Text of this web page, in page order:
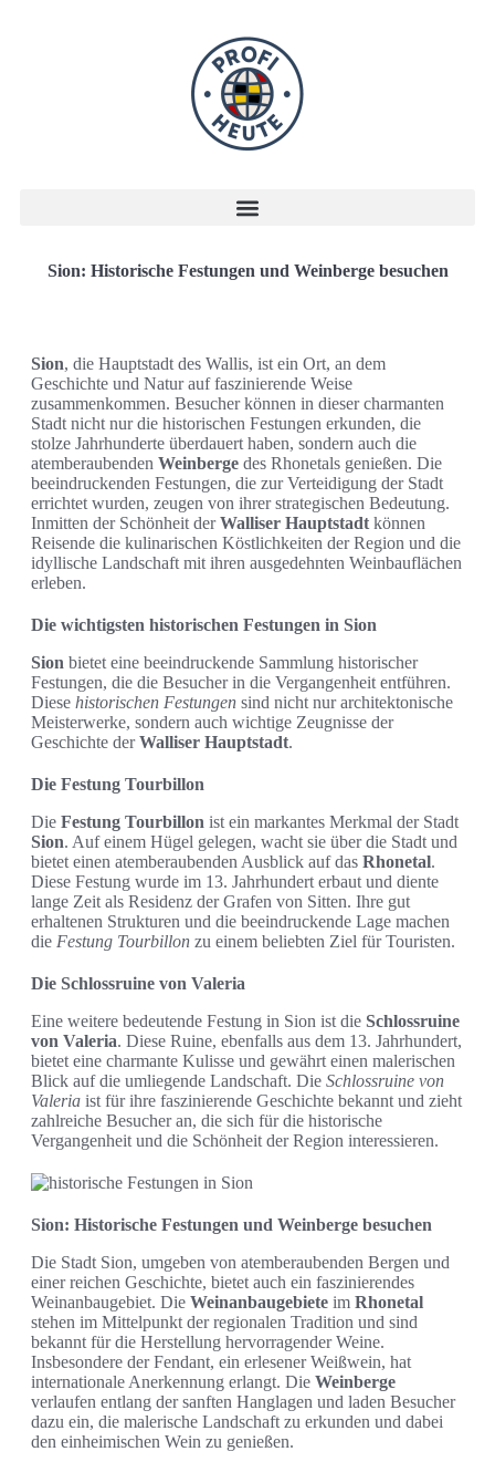
Sion: Historische Festungen und Weinberge besuchen
Sion, die Hauptstadt des Wallis, ist ein Ort, an dem
Geschichte und Natur auf faszinierende Weise
zusammenkommen. Besucher können in dieser charmanten
Stadt nicht nur die historischen Festungen erkunden, die
stolze Jahrhunderte überdauert haben, sondern auch die
atemberaubenden Weinberge des Rhonetals genießen. Die
beeindruckenden Festungen, die zur Verteidigung der Stadt
errichtet wurden, zeugen von ihrer strategischen Bedeutung.
Inmitten der Schönheit derWalliser Hauptstadt können
Reisende die kulinarischen Köstlichkeiten der Region und die
idyllische Landschaft mit ihren ausgedehnten Weinbauflächen
erleben.
Die wichtigsten historischen Festungen in Sion
Sion bietet eine beeindruckende Sammlung historischer
Festungen, die die Besucher in die Vergangenheit entführen.
Diese historischen Festungen sind nicht nur architektonische
Meisterwerke, sondern auch wichtige Zeugnisse der
Geschichte derWalliser Hauptstadt.
Die Festung Tourbillon
Die Festung Tourbillon ist ein markantes Merkmal der Stadt
Sion. Auf einem Hügel gelegen, wacht sie über die Stadt und
bietet einen atemberaubenden Ausblick auf das Rhonetal.
Diese Festung wurde im 13. Jahrhundert erbaut und diente
lange Zeit als Residenz der Grafen von Sitten. Ihre gut
erhaltenen Strukturen und die beeindruckende Lage machen
die Festung Tourbillon zu einem beliebten Ziel für Touristen.
Die Schlossruine von Valeria
Eine weitere bedeutende Festung in Sion ist die Schlossruine
von Valeria. Diese Ruine, ebenfalls aus dem 13. Jahrhundert,
bietet eine charmante Kulisse und gewährt einen malerischen
Blick auf die umliegende Landschaft. Die Schlossruine von
Valeria ist für ihre faszinierende Geschichte bekannt und zieht
zahlreiche Besucher an, die sich für die historische
Vergangenheit und die Schönheit der Region interessieren.
Sion: Historische Festungen und Weinberge besuchen
Die Stadt Sion, umgeben von atemberaubenden Bergen und
einer reichen Geschichte, bietet auch ein faszinierendes
Weinanbaugebiet. Die Weinanbaugebiete im Rhonetal
stehen im Mittelpunkt der regionalen Tradition und sind
bekannt für die Herstellung hervorragender Weine.
Insbesondere der Fendant, ein erlesener Weißwein, hat
internationale Anerkennung erlangt. Die Weinberge
verlaufen entlang der sanften Hanglagen und laden Besucher
dazu ein, die malerische Landschaft zu erkunden und dabei
den einheimischen Wein zu genießen.